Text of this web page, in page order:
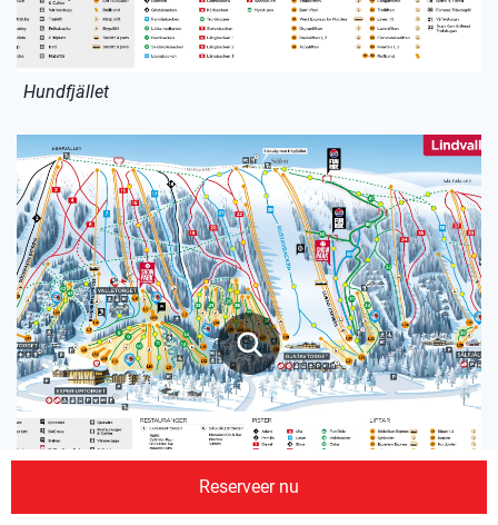
Hundfjället
Reserveer nu